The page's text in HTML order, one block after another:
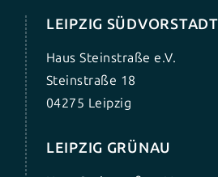
LEIPZIG SÜDVORSTADT
Haus Steinstraße e.V.
Steinstraße 18
04275 Leipzig
LEIPZIG GRÜNAU